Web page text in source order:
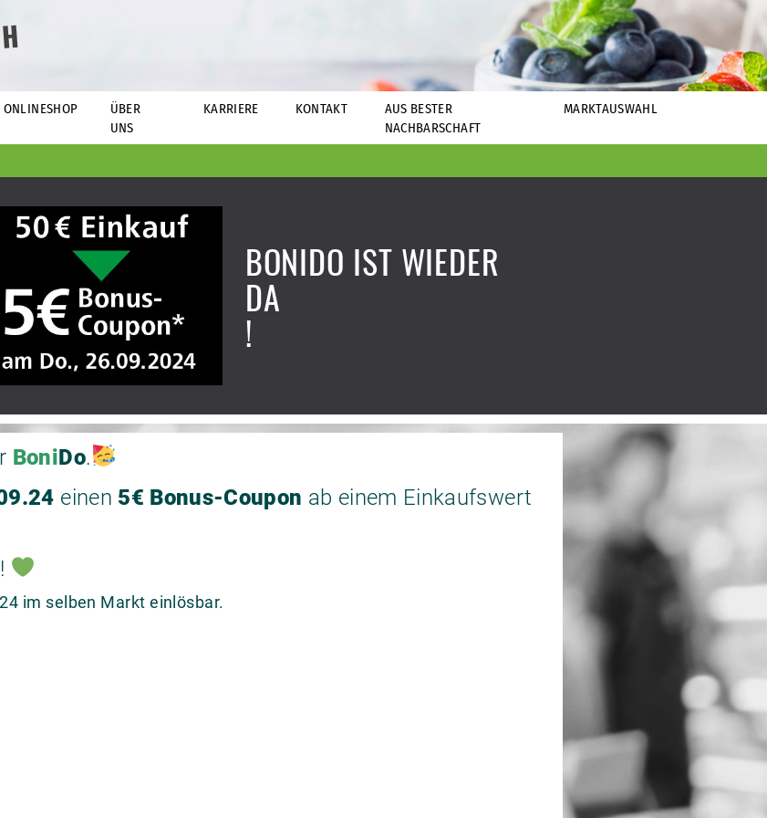
ONLINESHOP
ÜBER
UNS
KARRIERE KONTAKT
AUS BESTER
NACHBARSCHAFT
MARKTAUSWAHL
BONIDO IST WIEDER
DA
!
BoniDo.
einen 5€ Bonus-Coupon ab einem Einkaufswert
im selben Markt einlösbar.